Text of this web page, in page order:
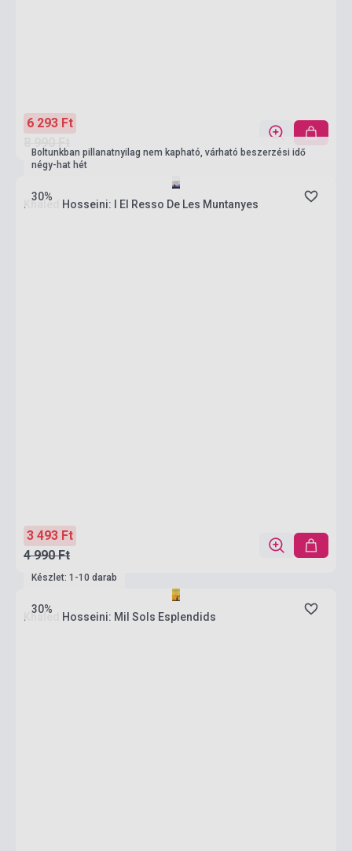
6 293 Ft
8 990 Ft
30%
Boltunkban pillanatnyilag nem kapható, várható beszerzési idő
négy-hat hét
Khaled Hosseini: I El Resso De Les Muntanyes
3 493 Ft
4 990 Ft
30%
Készlet: 1-10 darab
Khaled Hosseini: Mil Sols Esplendids